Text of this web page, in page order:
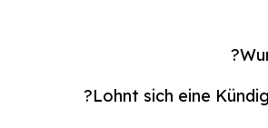
Lohnt sich eine